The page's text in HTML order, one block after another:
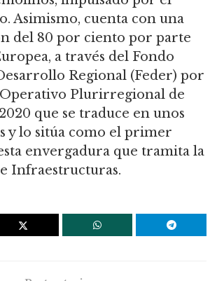
Asimismo, cuenta con una
del 80 por ciento por parte
a través del Fondo
Regional (Feder) por
Plurirregional de
que se traduce en unos
y lo sitúa como el primer
envergadura que tramita la
Infraestructuras.